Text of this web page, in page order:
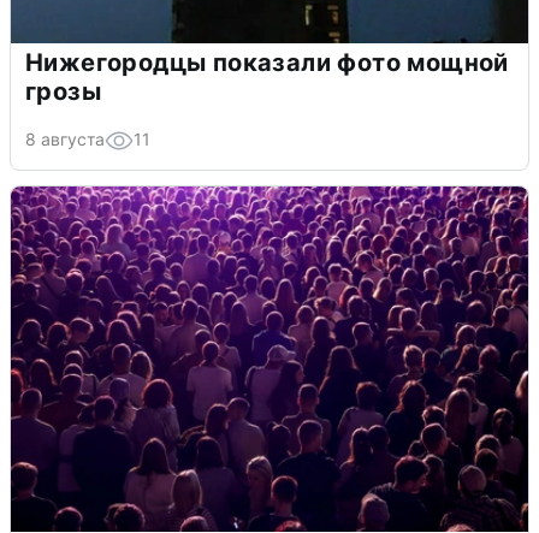
Нижегородцы показали фото мощной
грозы
8 августа 11